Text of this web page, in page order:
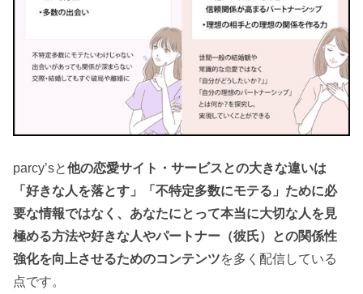
parcy’sと他の恋愛サイト・サービスとの大きな違いは
「好きな人を落とす」「不特定多数にモテる」ために必
要な情報ではなく、あなたにとって本当に大切な人を見
極める方法や好きな人やパートナー（彼氏）との関係性
強化を向上させるためのコンテンツを多く配信している
点です。